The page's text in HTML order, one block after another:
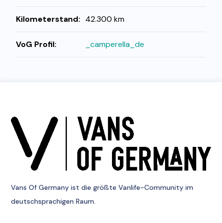
Kilometerstand: 42.300 km
VoG Profil: _camperella_de
Vans Of Germany ist die größte Vanlife-Community im
deutschsprachigen Raum.